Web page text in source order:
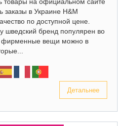
заказы в Украине H&M
по доступной цене.
шведский бренд популярен во
фирменные вещи можно в
Детальнее